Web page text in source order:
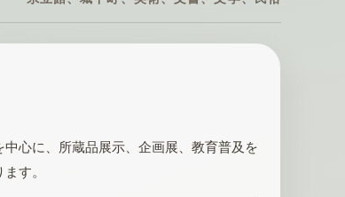
心に、所蔵品展示、企画展、教育普及を
す。